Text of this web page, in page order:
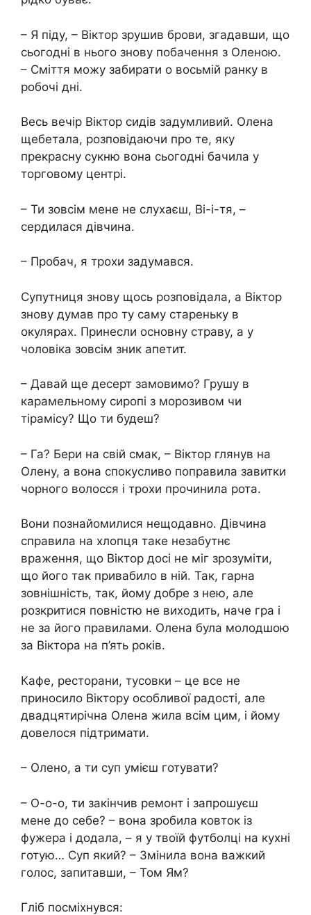
– Я піду, – Віктор зрушив брови, згадавши, що
сьогодні в нього знову побачення з Оленою.
– Сміття можу забирати о восьмій ранку в
робочі дні.
Весь вечір Віктор сидів задумливий. Олена
щебетала, розповідаючи про те, яку
прекрасну сукню вона сьогодні бачила у
торговому центрі.
– Ти зовсім мене не слухаєш, Ві-і-тя, –
сердилася дівчина.
– Пробач, я трохи задумався.
Супутниця знову щось розповідала, а Віктор
знову думав про ту саму стареньку в
окулярах. Принесли основну страву, а у
чоловіка зовсім зник апетит.
– Давай ще десерт замовимо? Грушу в
карамельному сиропі з морозивом чи
тірамісу? Що ти будеш?
– Га? Бери на свій смак, – Віктор глянув на
Олену, а вона спокусливо поправила завитки
чорного волосся і трохи прочинила рота.
Вони познайомилися нещодавно. Дівчина
справила на хлопця таке незабутнє
враження, що Віктор досі не міг зрозуміти,
що його так привабило в ній. Так, гарна
зовнішність, так, йому добре з нею, але
розкритися повністю не виходить, наче гра і
не за його правилами. Олена була молодшою
​​за Віктора на п’ять років.
Кафе, ресторани, тусовки – це все не
приносило Віктору особливої ​​радості, але
двадцятирічна Олена жила всім цим, і йому
довелося підтримати.
– Олено, а ти суп умієш готувати?
– О-о-о, ти закінчив ремонт і запрошуєш
мене до себе? – вона зробила ковток із
фужера і додала, – я у твоїй футболці на кухні
готую… Суп який? – Змінила вона важкий
голос, запитавши, – Том Ям?
Гліб посміхнувся: